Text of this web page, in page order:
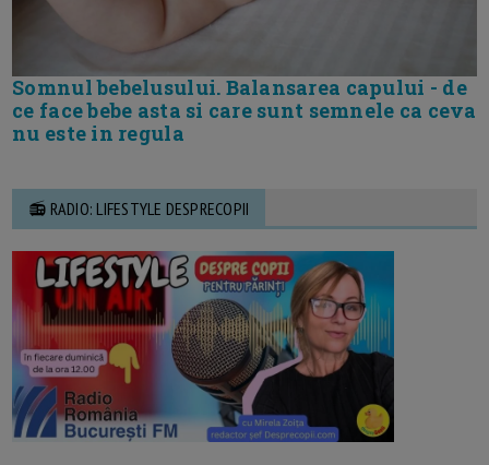
Somnul bebelusului. Balansarea capului - de
ce face bebe asta si care sunt semnele ca ceva
nu este in regula
📻 RADIO: LIFESTYLE DESPRECOPII